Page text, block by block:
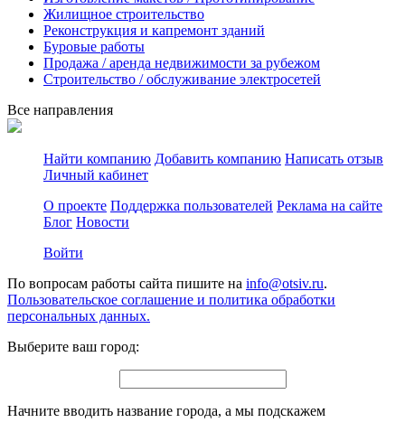
Жилищное строительство
Реконструкция и капремонт зданий
Буровые работы
Продажа / аренда недвижимости за рубежом
Строительство / обслуживание электросетей
Все направления
Найти компанию Добавить компанию Написать отзыв
Личный кабинет
О проекте Поддержка пользователей Реклама на сайте
Блог Новости
Войти
По вопросам работы сайта пишите на info@otsiv.ru.
Пользовательское соглашение и политика обработки
персональных данных.
Выберите ваш город:
Начните вводить название города, а мы подскажем